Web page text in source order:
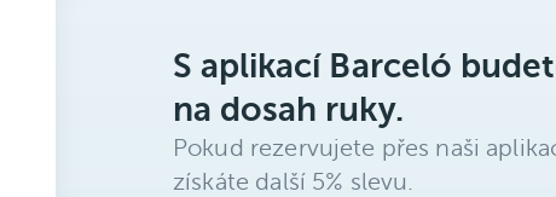
S aplikací Barceló
na dosah ruky.
Pokud rezervujete přes naši
získáte další 5% slevu.